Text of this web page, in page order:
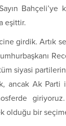
eşittir.
girdik. Artık
siyasi partilerin
ancak Ak Parti
olduğu bir